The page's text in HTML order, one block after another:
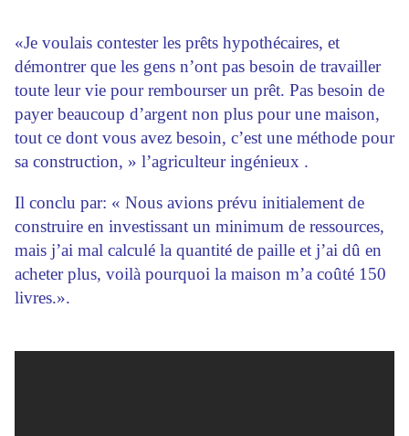
«Je voulais contester les prêts hypothécaires, et
démontrer que les gens n’ont pas besoin de travailler
toute leur vie pour rembourser un prêt. Pas besoin de
payer beaucoup d’argent non plus pour une maison,
tout ce dont vous avez besoin, c’est une méthode pour
sa construction, » l’agriculteur ingénieux .
Il conclu par: « Nous avions prévu initialement de
construire en investissant un minimum de ressources,
mais j’ai mal calculé la quantité de paille et j’ai dû en
acheter plus, voilà pourquoi la maison m’a coûté 150
livres.».